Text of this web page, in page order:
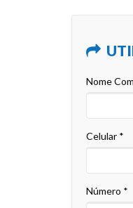
Nome
Celular *
Número *